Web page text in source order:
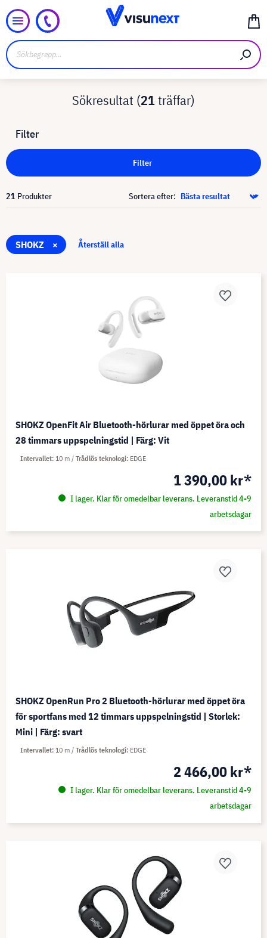
Sökresultat (21träffar)
Filter
Filter
21 Produkter Sortera efter:
SHOKZ × Återställ alla
SHOKZ OpenFit Air Bluetooth-hörlurar med öppet öra och
28 timmars uppspelningstid | Färg: Vit
1 390,00 kr*
I lager. Klar för omedelbar leverans. Leveranstid 4-9
arbetsdagar
Intervallet 10 m Trådlös teknologi EDGE
SHOKZ OpenRun Pro 2 Bluetooth-hörlurar med öppet öra
för sportfans med 12 timmars uppspelningstid | Storlek:
Mini | Färg: svart
2 466,00 kr*
I lager. Klar för omedelbar leverans. Leveranstid 4-9
arbetsdagar
Intervallet 10 m Trådlös teknologi EDGE